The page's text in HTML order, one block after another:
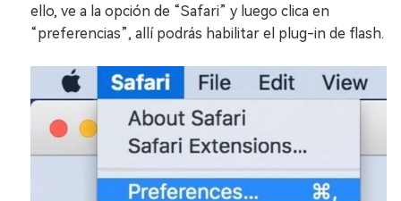
ello, ve a la opción de “Safari” y luego clica en
“preferencias”, allí podrás habilitar el plug-in de flash.